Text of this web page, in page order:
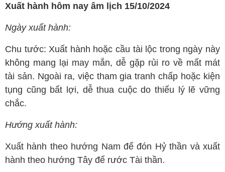
Xuất hành hôm nay âm lịch 15/10/2024
Ngày xuất hành:
Chu tước: Xuất hành hoặc cầu tài lộc trong ngày này
không mang lại may mắn, dễ gặp rủi ro về mất mát
tài sản. Ngoài ra, việc tham gia tranh chấp hoặc kiện
tụng cũng bất lợi, dễ thua cuộc do thiếu lý lẽ vững
chắc.
Hướng xuất hành:
Xuất hành theo hướng Nam để đón Hỷ thần và xuất
hành theo hướng Tây để rước Tài thần.